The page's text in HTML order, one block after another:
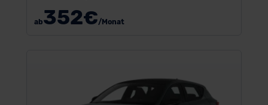
ab352€/Monat